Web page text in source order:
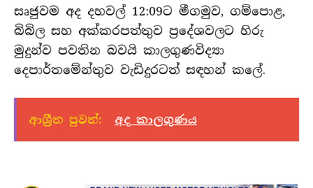
සෘජුවම අද දහවල් 12:09ට මීගමුව, ගම්පොළ,
බිබිල සහ අක්කරපත්තුව ප්‍රදේශවලට හිරු
මුදුන්ව පවතින බවයි කාලගුණවිද්‍යා
දෙපාර්තමේන්තුව වැඩිදුරටත් සඳහන් කලේ.
ආශ්‍රීත පුවත්: අද කාලගුණය